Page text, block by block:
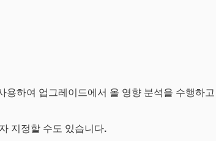
하여 업그레이드에서 올 영향 분석을 수행하
지정할 수도 있습니다.